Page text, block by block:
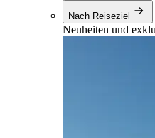
Nach Reiseziel
Neuheiten und